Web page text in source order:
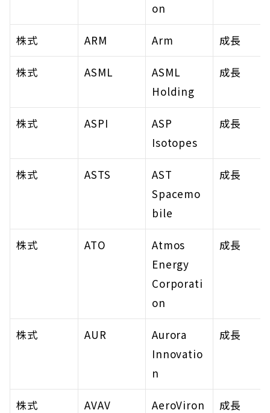
on
株式 ARM Arm 成長
株式 ASML
ASML
Holding
成長
株式 ASPI
ASP
Isotopes
成長
株式 ASTS
AST
Spacemo
bile
成長
株式 ATO
Atmos
Energy
Corporati
on
成長
株式 AUR
Aurora
Innovatio
n
成長
株式 AVAV
AeroViron
成長